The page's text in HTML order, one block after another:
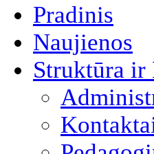
Pradinis
Naujienos
Struktūra ir